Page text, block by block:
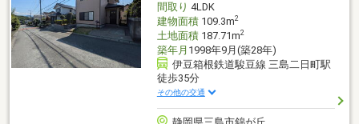
間取り 4LDK
建物面積109.3m2
土地面積187.71m2
築年月 1998年9月(築28年)
伊豆箱根鉄道駿豆線 三島二日町駅
徒歩35分
その他の交通